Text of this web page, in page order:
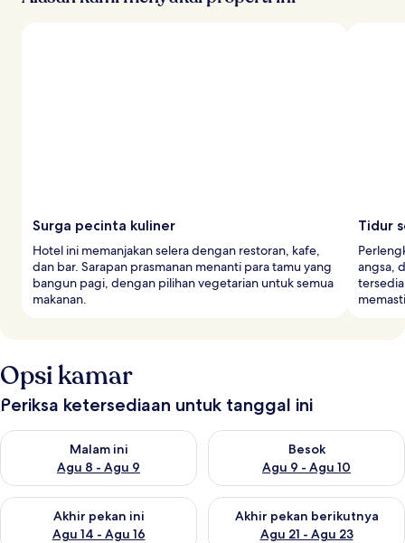
Surga pecinta kuliner
Hotel ini memanjakan selera dengan restoran, kafe,
dan bar. Sarapan prasmanan menanti para tamu yang
bangun pagi, dengan pilihan vegetarian untuk semua
makanan.
Tidur
angsa,
Opsi kamar
Periksa ketersediaan untuk tanggal ini
Malam ini
Agu 8 - Agu 9
Periksa ketersediaan untuk malam ini Agu 8 - Agu 9
Besok
Agu 9 - Agu 10
Periksa ketersediaan untuk
Akhir pekan ini
Agu 14 - Agu 16
Periksa ketersediaan untuk akhir pekan ini Agu 14 - Agu 16
Akhir pekan berikutnya
Agu 21 - Agu 23
Periksa ketersediaan untuk